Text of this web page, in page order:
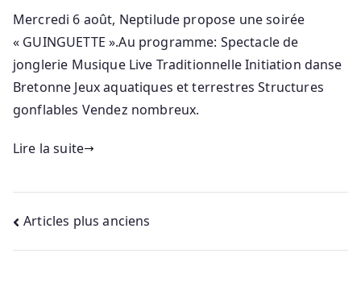
Mercredi 6 août, Neptilude propose une soirée
« GUINGUETTE ».Au programme: Spectacle de
jonglerie Musique Live Traditionnelle Initiation danse
Bretonne Jeux aquatiques et terrestres Structures
gonflables Vendez nombreux.
Lire la suite
Articles plus anciens